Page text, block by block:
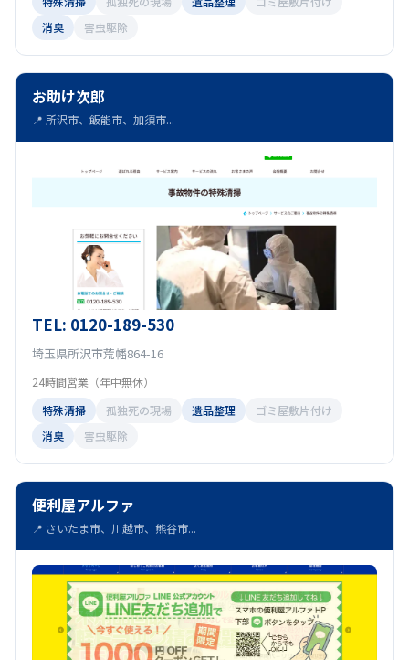
消臭
害虫駆除
お助け次郎
📍 所沢市、飯能市、加須市...
TEL: 0120-189-530
埼玉県所沢市荒幡864-16
24時間営業（年中無休）
特殊清掃
孤独死の現場 遺品整理
ゴミ屋敷片付け
消臭
害虫駆除
便利屋アルファ
📍 さいたま市、川越市、熊谷市...